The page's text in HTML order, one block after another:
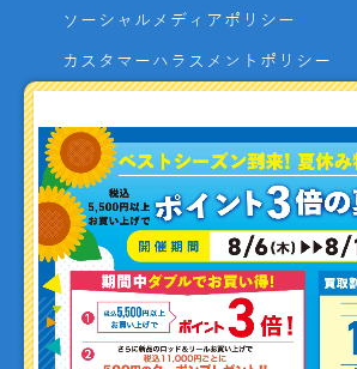
ソーシャルメディアポリシー
カスタマーハラスメントポリシー
よくあるご質問
お問い合わせ
利用者資金の保全方法